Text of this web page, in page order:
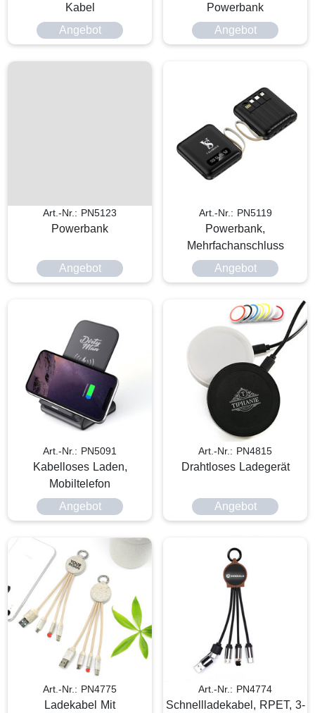
Kabel
Angebot
Powerbank
Angebot
Art.-Nr.: PN5123
Powerbank
Angebot
Art.-Nr.: PN5119
Powerbank,
Mehrfachanschluss
Angebot
Art.-Nr.: PN5091
Kabelloses Laden,
Mobiltelefon
Angebot
Art.-Nr.: PN4815
Drahtloses Ladegerät
Angebot
Art.-Nr.: PN4775
Ladekabel Mit
Art.-Nr.: PN4774
Schnellladekabel, RPET, 3-